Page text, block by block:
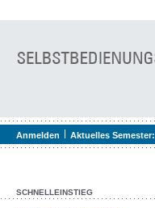
Anmelden Aktuelles Semester:
SCHNELLEINSTIEG